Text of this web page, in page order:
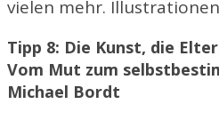
vielen mehr.
Tipp 8: Die Kunst, die
Vom Mut zum
Michael Bordt